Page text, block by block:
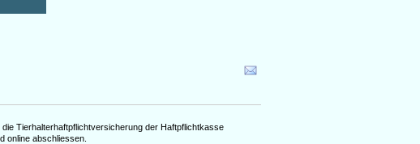
Tierhalterhaftpflichtversicherung der Haftpflichtkasse
online abschliessen.